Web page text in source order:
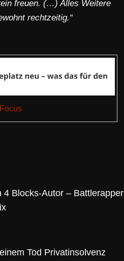
freuen. (…) Alles Weitere
rechtzeitig.“
Focus
4 Blocks-Autor – Battlerapper
Tod Privatinsolvenz